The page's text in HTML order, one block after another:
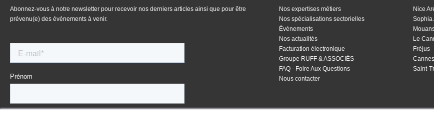
Abonnez-vous à notre newsletter pour recevoir nos derniers articles ainsi que pour être
prévenu(e) des événements à venir.
Nos expertises métiers
Nos spécialisations sectorielles
Événements
Nos actualités
Facturation électronique
Groupe RUFF & ASSOCIÉS
FAQ - Foire Aux Questions
Nous contacter
Nice
Sophia
Le
Fréjus
Cannes
Saint-